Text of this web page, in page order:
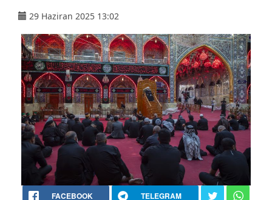
29 Haziran 2025 13:02
FACEBOOK TELEGRAM